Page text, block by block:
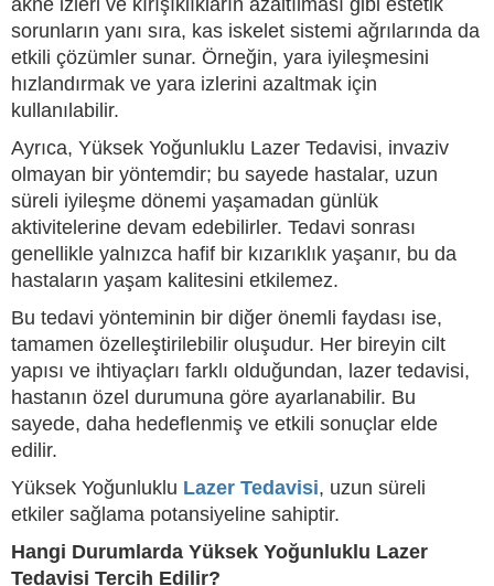
akne izleri ve kırışıklıkların azaltılması gibi estetik
sorunların yanı sıra, kas iskelet sistemi ağrılarında da
etkili çözümler sunar. Örneğin, yara iyileşmesini
hızlandırmak ve yara izlerini azaltmak için
kullanılabilir.
Ayrıca, Yüksek Yoğunluklu Lazer Tedavisi, invaziv
olmayan bir yöntemdir; bu sayede hastalar, uzun
süreli iyileşme dönemi yaşamadan günlük
aktivitelerine devam edebilirler. Tedavi sonrası
genellikle yalnızca hafif bir kızarıklık yaşanır, bu da
hastaların yaşam kalitesini etkilemez.
Bu tedavi yönteminin bir diğer önemli faydası ise,
tamamen özelleştirilebilir oluşudur. Her bireyin cilt
yapısı ve ihtiyaçları farklı olduğundan, lazer tedavisi,
hastanın özel durumuna göre ayarlanabilir. Bu
sayede, daha hedeflenmiş ve etkili sonuçlar elde
edilir.
Yüksek Yoğunluklu Lazer Tedavisi, uzun süreli
etkiler sağlama potansiyeline sahiptir.
Hangi Durumlarda Yüksek Yoğunluklu Lazer
Tedavisi Tercih Edilir?